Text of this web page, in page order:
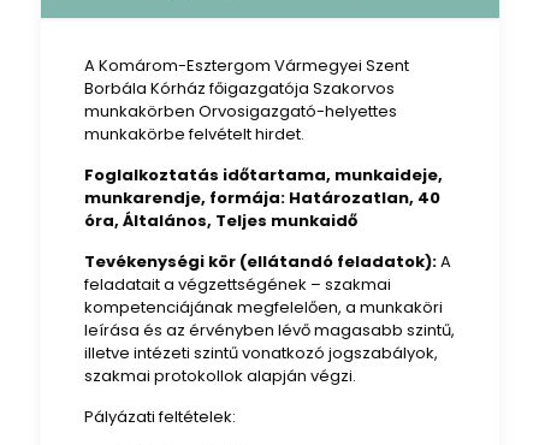
A Komárom-Esztergom Vármegyei Szent
Borbála Kórház főigazgatója Szakorvos
munkakörben Orvosigazgató-helyettes
munkakörbe felvételt hirdet.
Foglalkoztatás időtartama, munkaideje,
munkarendje, formája: Határozatlan, 40
óra, Általános, Teljes munkaidő
Tevékenységi kör (ellátandó feladatok):A
feladatait a végzettségének – szakmai
kompetenciájának megfelelően, a munkaköri
leírása és az érvényben lévő magasabb szintű,
illetve intézeti szintű vonatkozó jogszabályok,
szakmai protokollok alapján végzi.
Pályázati feltételek: